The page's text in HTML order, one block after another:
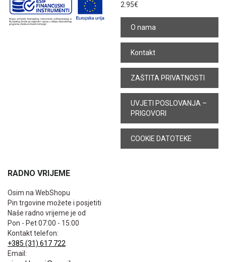
2.95€
O nama
Kontakt
ZAŠTITA PRIVATNOSTI
UVJETI POSLOVANJA –
PRIGOVORI
COOKIE DATOTEKE
RADNO VRIJEME
Osim na WebShopu
Pin trgovine možete i posjetiti
Naše radno vrijeme je od
Pon - Pet 07:00 - 15:00
Kontakt telefon:
+385 (31) 617 722
Email: